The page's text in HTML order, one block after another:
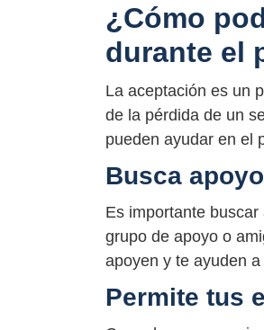
¿Cómo
durante el
La aceptación es un
de la pérdida de un
pueden ayudar en el
Busca apoyo
Es importante
grupo de apoyo o
apoyen y te ayuden
Permite tus